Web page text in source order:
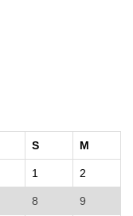
S M
1 2
8 9